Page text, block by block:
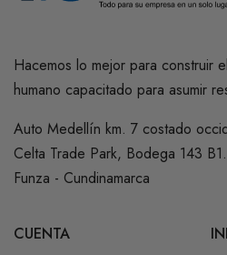
Hacemos lo mejor para construir
humano capacitado para asumir
Auto Medellín km. 7 costado
Celta Trade Park, Bodega 143 B1.
Funza - Cundinamarca
CUENTA